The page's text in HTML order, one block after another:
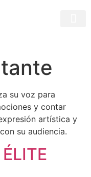
su voz para
y contar
artística y
su audiencia.